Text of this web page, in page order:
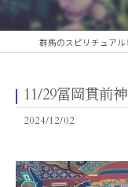
11/29冨岡貫前
2024/12/02